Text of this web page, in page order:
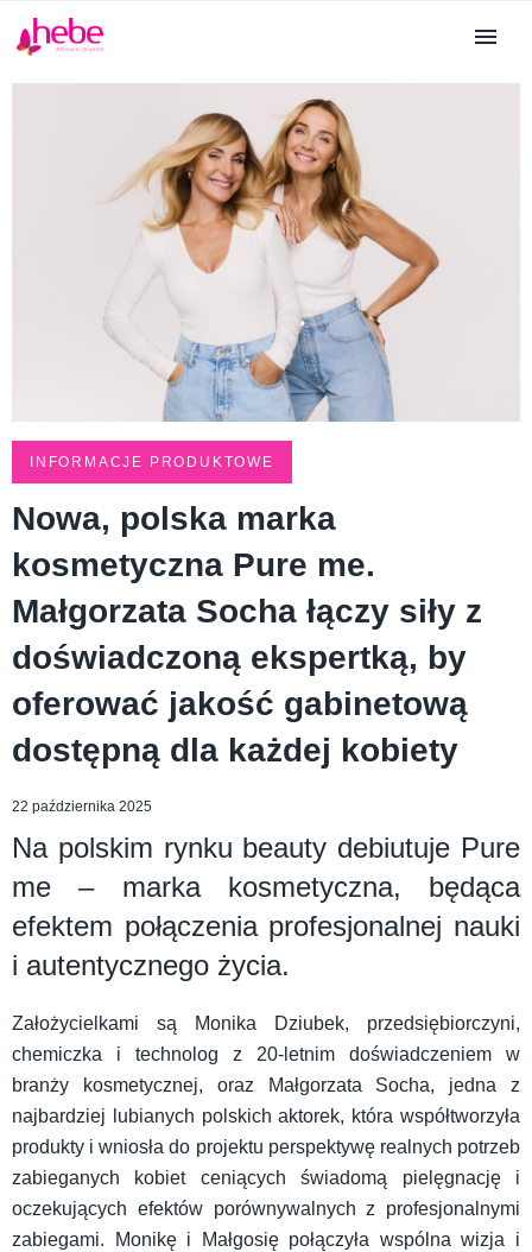
INFORMACJE PRODUKTOWE
Nowa, polska marka
kosmetyczna Pure me.
Małgorzata Socha łączy siły z
doświadczoną ekspertką, by
oferować jakość gabinetową
dostępną dla każdej kobiety
22 października 2025
Na polskim rynku beauty debiutuje Pure
me – marka kosmetyczna, będąca
efektem połączenia profesjonalnej nauki
i autentycznego życia.
Założycielkami są Monika Dziubek, przedsiębiorczyni,
chemiczka i technolog z 20-letnim doświadczeniem w
branży kosmetycznej, oraz Małgorzata Socha, jedna z
najbardziej lubianych polskich aktorek, która współtworzyła
produkty i wniosła do projektu perspektywę realnych potrzeb
zabieganych kobiet ceniących świadomą pielęgnację i
oczekujących efektów porównywalnych z profesjonalnymi
zabiegami. Monikę i Małgosię połączyła wspólna wizja i